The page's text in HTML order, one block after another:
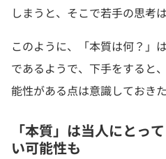
しまうと、そこで若手の思考
このように、「本質は何？」
であるようで、下手をすると
能性がある点は意識しておき
「本質」は当人にとっ
い可能性も